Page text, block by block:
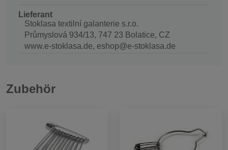
Lieferant
Stoklasa textilní galanterie s.r.o.
Průmyslová 934/13, 747 23 Bolatice, CZ
www.e-stoklasa.de, eshop@e-stoklasa.de
Zubehör